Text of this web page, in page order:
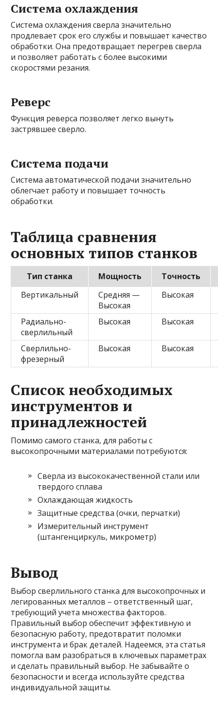
Система охлаждения
Система охлаждения сверла значительно
продлевает срок его службы и повышает качество
обработки. Она предотвращает перегрев сверла
и позволяет работать с более высокими
скоростями резания.
Реверс
Функция реверса позволяет легко вынуть
застрявшее сверло.
Система подачи
Система автоматической подачи значительно
облегчает работу и повышает точность
обработки.
Таблица сравнения
основных типов станков
Тип станка Мощность
Точность
Вертикальный
Средняя —
Высокая
Высокая
Радиально-
сверлильный
Высокая Высокая
Сверлильно-
фрезерный
Высокая Высокая
Список необходимых
инструментов и
принадлежностей
Помимо самого станка, для работы с
высокопрочными материалами потребуются:
Сверла из высококачественной стали или
твердого сплава
Охлаждающая жидкость
Защитные средства (очки, перчатки)
Измерительный инструмент
(штангенциркуль, микрометр)
Вывод
Выбор сверлильного станка для высокопрочных и
легированных металлов – ответственный шаг,
требующий учета множества факторов.
Правильный выбор обеспечит эффективную и
безопасную работу, предотвратит поломки
инструмента и брак деталей. Надеемся, эта статья
помогла вам разобраться в ключевых параметрах
и сделать правильный выбор. Не забывайте о
безопасности и всегда используйте средства
индивидуальной защиты.